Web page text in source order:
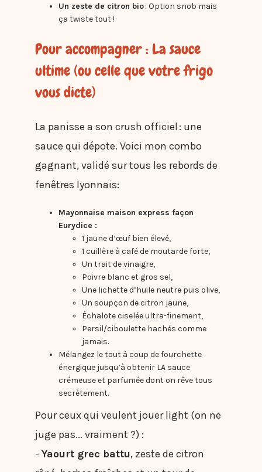
Un zeste de citron bio: Option snob mais
ça twiste tout !
Pour accompagner : La sauce
ultime (ou celle que votre frigo
vous dicte)
La panisse a son crush officiel : une
sauce qui dépote. Voici mon combo
gagnant, validé sur tous les rebords de
fenêtres lyonnais:
Mayonnaise maison express façon
Eurydice :
1 jaune d’œuf bien élevé,
1 cuillère à café de moutarde forte,
Un trait de vinaigre,
Poivre blanc et gros sel,
Une lichette d’huile neutre puis olive,
Un soupçon de citron jaune,
Échalote ciselée ultra-finement,
Persil/ciboulette hachés comme
jamais.
Mélangez le tout à coup de fourchette
énergique jusqu’à obtenir LA sauce
crémeuse et parfumée dont on rêve tous
secrètement.
Pour ceux qui veulent jouer light (on ne
juge pas... vraiment ?) :
- Yaourt grec battu, zeste de citron